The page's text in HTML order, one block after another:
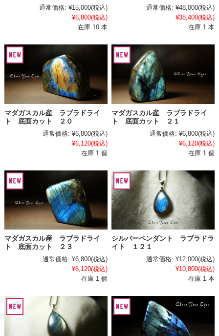
通常価格: ¥15,000(税込)
¥6,800(税込)
在庫 10 本
通常価格: ¥48,000(税込)
¥38,400(税込)
在庫 1 本
マダガスカル産 ラブラドライ
ト 底面カット ２０
通常価格: ¥6,800(税込)
¥6,120(税込)
在庫 1 個
マダガスカル産 ラブラドライ
ト 底面カット ２１
通常価格: ¥6,800(税込)
¥6,120(税込)
在庫 1 個
マダガスカル産 ラブラドライ
ト 底面カット ２３
通常価格: ¥6,800(税込)
¥6,120(税込)
在庫 1 個
シルバーペンダント ラブラドラ
イト １２１
通常価格: ¥12,000(税込)
¥10,800(税込)
在庫 1 本